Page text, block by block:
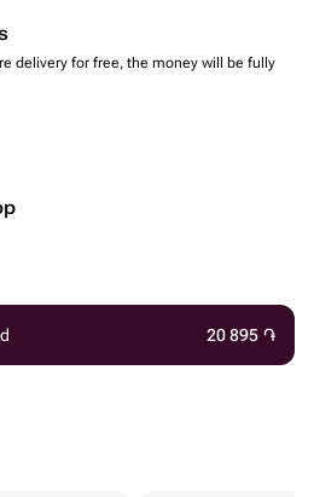
delivery for free, the money will be fully
20 895 ֏